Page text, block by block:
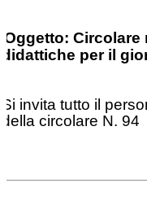
Oggetto:
didattiche per il
Si invita tutto il
della circolare N. 94